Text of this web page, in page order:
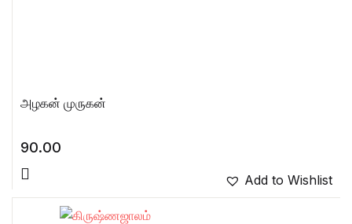
அழகன் முருகன்
90.00
Add to Wishlist